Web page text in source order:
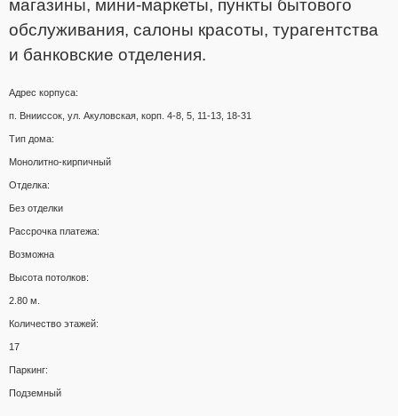
магазины, мини-маркеты, пункты бытового
обслуживания, салоны красоты, турагентства
и банковские отделения.
Адрес корпуса:
п. Внииссок, ул. Акуловская, корп. 4-8, 5, 11-13, 18-31
Тип дома:
Монолитно-кирпичный
Отделка:
Без отделки
Рассрочка платежа:
Возможна
Высота потолков:
2.80 м.
Количество этажей:
17
Паркинг:
Подземный